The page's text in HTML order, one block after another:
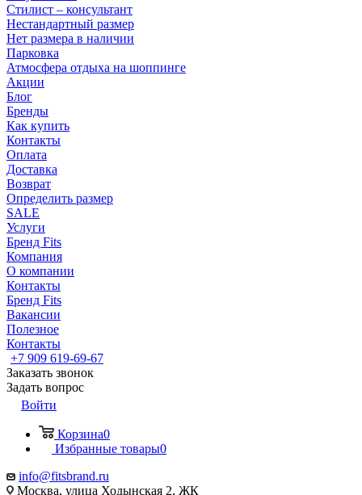
Стилист – консультант
Нестандартный размер
Нет размера в наличии
Парковка
Атмосфера отдыха на шоппинге
Акции
Блог
Бренды
Как купить
Контакты
Оплата
Доставка
Возврат
Определить размер
SALE
Услуги
Бренд Fits
Компания
О компании
Контакты
Бренд Fits
Вакансии
Полезное
Контакты
+7 909 619-69-67
Заказать звонок
Задать вопрос
Войти
Корзина0
Избранные товары0
info@fitsbrand.ru
Москва, улица Ходынская 2, ЖК